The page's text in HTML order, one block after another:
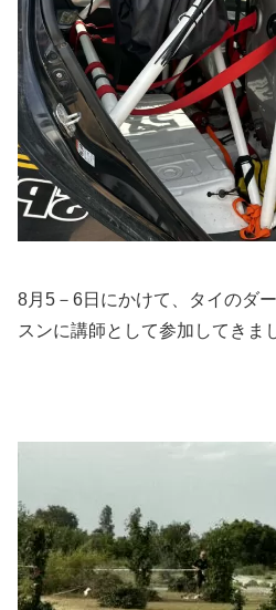
8月5－6日にかけて、タイのダ
スンに講師として参加してきま